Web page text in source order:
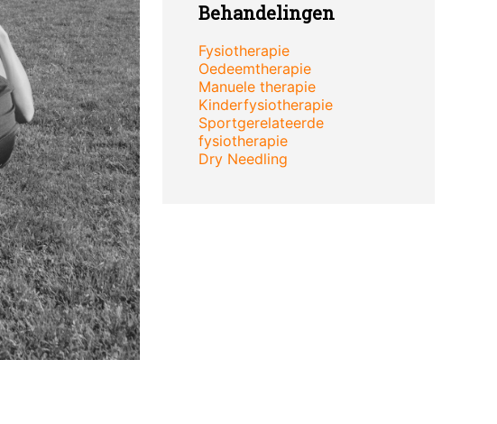
Behandelingen
Fysiotherapie
Oedeemtherapie
Manuele therapie
Kinderfysiotherapie
Sportgerelateerde
fysiotherapie
Dry Needling